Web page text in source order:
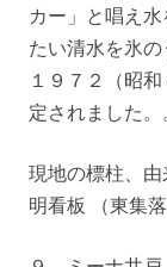
カー」と唱え
たい清水を氷の
１９７２（昭
定されました。。
現地の標柱、
明看板 （東集